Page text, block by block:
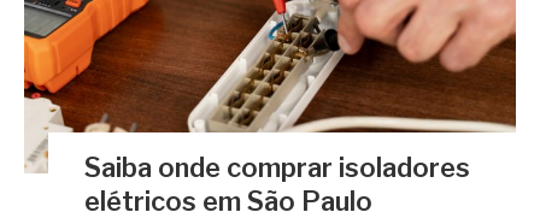
Saiba onde comprar isoladores
elétricos em São Paulo